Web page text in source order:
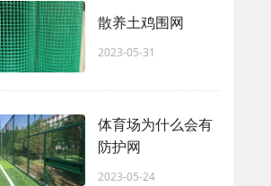
散养土鸡围网
2023-05-31
体育场为什么会有
防护网
2023-05-24